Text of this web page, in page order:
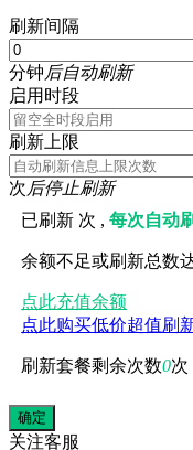
刷新间隔
分钟后自动刷新
启用时段
刷新上限
次后停止刷新
已刷新 次 ,每次自动
余额不足或刷新总数
点此充值余额
点此购买低价超值刷
刷新套餐剩余次数0次
关注客服